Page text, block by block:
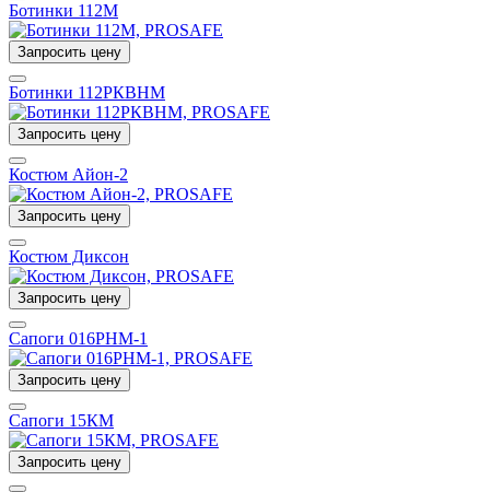
Ботинки 112М
Запросить цену
Ботинки 112РКВНМ
Запросить цену
Костюм Айон-2
Запросить цену
Костюм Диксон
Запросить цену
Сапоги 016РНМ-1
Запросить цену
Сапоги 15КМ
Запросить цену